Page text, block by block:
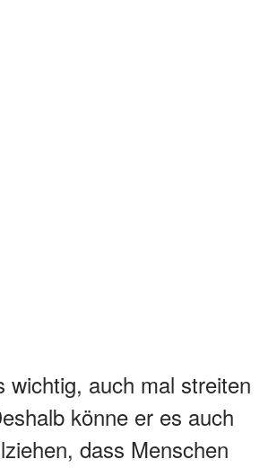
wichtig, auch mal streiten
könne er es auch
dass Menschen